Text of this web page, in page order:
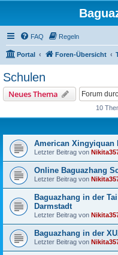
FAQ Regeln
Portal Foren-Übersicht
Schulen
Neues Thema
10
American Xingyiquan
Letzter Beitrag von
Online Baguazhang
Letzter Beitrag von
Baguazhang in der
Darmstadt
Letzter Beitrag von
Baguazhang in der
Letzter Beitrag von